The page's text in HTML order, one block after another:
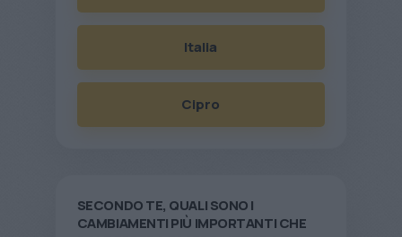
Italia
Cipro
SECONDO TE, QUALI SONO I
CAMBIAMENTI PIÙ IMPORTANTI CHE